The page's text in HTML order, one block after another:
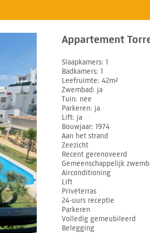
Appartement
Slaapkamers 1
Badkamers 1
Leefruimte 42m²
Zwembad
ja
Tuin nee
Parkeren ja
Lift ja
Bouwjaar 1974
Aan het strand
Zeezicht
Recent gerenoveerd
Gemeenschappelijk
Airconditioning
Lift
Privéterras
24-uurs receptie
Parkeren
Volledig gemeubileerd
Belegging